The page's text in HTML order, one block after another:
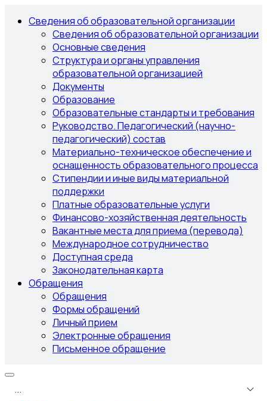
Сведения об образовательной организации
Сведения об образовательной организации
Основные сведения
Структура и органы управления
образовательной организацией
Документы
Образование
Образовательные стандарты и требования
Руководство. Педагогический (научно-
педагогический) состав
Материально-техническое обеспечение и
оснащенность образовательного процесса
Стипендии и иные виды материальной
поддержки
Платные образовательные услуги
Финансово-хозяйственная деятельность
Вакантные места для приема (перевода)
Международное сотрудничество
Доступная среда
Законодательная карта
Обращения
Обращения
Формы обращений
Личный прием
Электронные обращения
Письменное обращение
...